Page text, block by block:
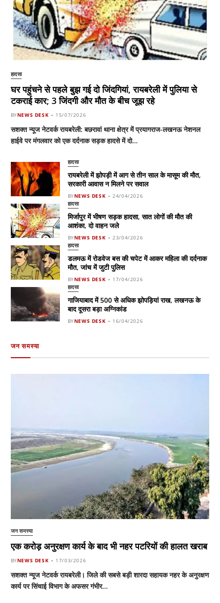
हादसा
घर पहुंचने से पहले बुझ गई दो जिंदगियां, रायबरेली में पुलिया से
टकराई कार; 3 जिंदगी और मौत के बीच जूझ रहे
BYNEWS DESK 15/07/2026
सशक्त न्यूज नेटवर्क रायबरेली: बछरावां थाना क्षेत्र में प्रयागराज-लखनऊ नेशनल
हाईवे पर मंगलवार को एक दर्दनाक सड़क हादसे में दो…
हादसा
रायबरेली में झोपड़ी में आग से तीन साल के मासूम की मौत,
सरकारी आवास न मिलने पर सवाल
BYNEWS DESK 24/04/2026
हादसा
मिर्जापुर में भीषण सड़क हादसा, सात लोगों की मौत की
आशंका, दो वाहन जले
BYNEWS DESK 23/04/2026
हादसा
डलमऊ में रोडवेज बस की चपेट में आकर महिला की दर्दनाक
मौत, जांच में जुटी पुलिस
BYNEWS DESK 17/04/2026
हादसा
गाजियाबाद में 500 से अधिक झोपड़ियां राख, लखनऊ के
बाद दूसरा बड़ा अग्निकांड
BYNEWS DESK 16/04/2026
जन समस्या
जन समस्या
एक करोड़ अनुरक्षण कार्य के बाद भी नहर पटरियों की हालत खराब
BYNEWS DESK 17/03/2026
सशक्त न्यूज नेटवर्क रायबरेली। जिले की सबसे बड़ी शारदा सहायक नहर के अनुरक्षण
कार्य पर सिंचाई विभाग के अफसर गंभीर…